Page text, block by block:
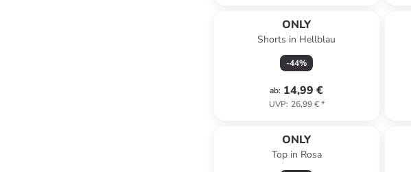
ONLY
Shorts in Hellblau
-44%
ab: 14,99 €
UVP: 26,99 €*
ONLY
Top in Rosa